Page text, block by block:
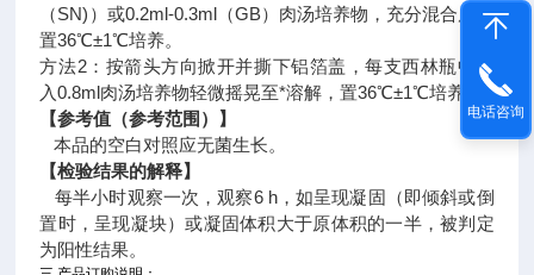
（SN)）或0.2ml-0.3ml（GB）肉汤培养物，充分混合后，
置36℃±1℃培养。
方法2：按箭头方向掀开并撕下铝箔盖，每支西林瓶中加
入0.8ml肉汤培养物轻微摇晃至*溶解，置36℃±1℃培养。
【参考值（参考范围）】
本品的空白对照应无菌生长。
【检验结果的解释】
每半小时观察一次，观察6 h，如呈现凝固（即倾斜或倒
置时，呈现凝块）或凝固体积大于原体积的一半，被判定
为阳性结果。
电话咨询